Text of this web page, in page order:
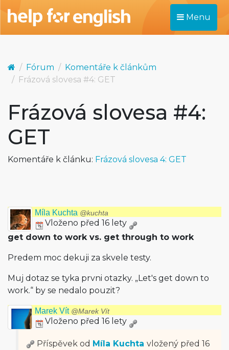
Menu
Fórum
Komentáře k článkům
Frázová slovesa #4: GET
Frázová slovesa #4:
GET
Komentáře k článku: Frázová slovesa 4: GET
Míla Kuchta @kuchta
Vloženo před 16 lety
get down to work vs. get through to work
Predem moc dekuji za skvele testy.
Muj dotaz se tyka prvni otazky. „Let's get down to
work.“ by se nedalo pouzit?
Marek Vít @Marek Vít
Vloženo před 16 lety
Příspěvek od Míla Kuchta vložený před 16